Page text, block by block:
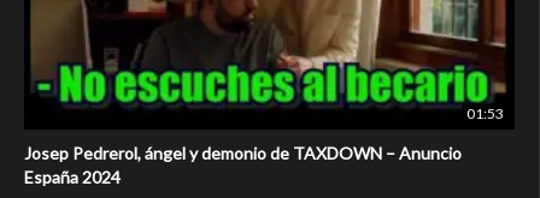
01:53
Josep Pedrerol, ángel y demonio de TAXDOWN – Anuncio
España 2024